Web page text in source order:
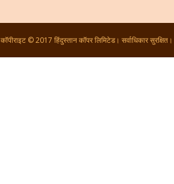
कॉपीराइट © 2017 हिंदुस्तान कॉपर लिमिटेड। सर्वाधिकार सुरक्षित।